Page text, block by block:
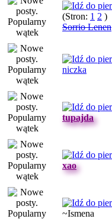
(Stron: 1 2 )
Sorrio Lenen
niczka
tupajda
xao
~Ismena